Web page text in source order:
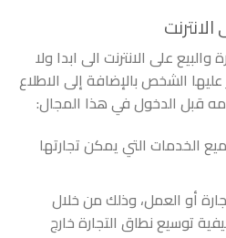
على الانترنت الى ابدا ولا
الشخص بالإضافة إلى الاطلاع
قبل الدخول في هذا المجال:
الخدمات التي يمكن تجارتها
أو العمل، وذلك من خلال
توسيع نطاق التجارة خارج